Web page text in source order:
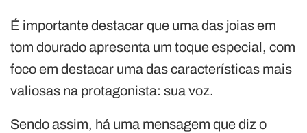
É importante destacar que uma das joias em
tom dourado apresenta um toque especial, com
foco em destacar uma das características mais
valiosas na protagonista: sua voz.
Sendo assim, há uma mensagem que diz o